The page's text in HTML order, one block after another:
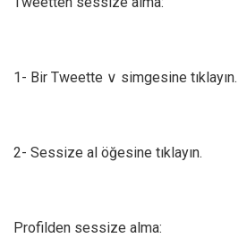
1- Bir Tweette ∨ simgesine tıklayın.
2- Sessize al öğesine tıklayın.
Profilden sessize alma: